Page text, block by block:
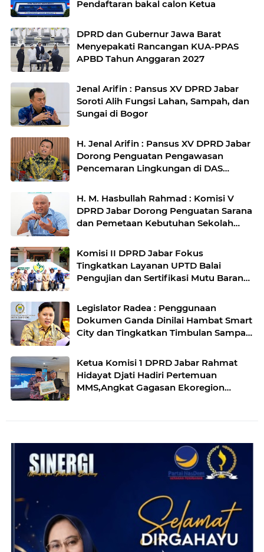
Pendaftaran bakal calon Ketua
DPRD dan Gubernur Jawa Barat
Menyepakati Rancangan KUA-PPAS
APBD Tahun Anggaran 2027
Jenal Arifin : Pansus XV DPRD Jabar
Soroti Alih Fungsi Lahan, Sampah, dan
Sungai di Bogor
H. Jenal Arifin : Pansus XV DPRD Jabar
Dorong Penguatan Pengawasan
Pencemaran Lingkungan di DAS
H. M. Hasbullah Rahmad : Komisi V
DPRD Jabar Dorong Penguatan Sarana
dan Pemetaan Kebutuhan Sekolah
Komisi II DPRD Jabar Fokus
Tingkatkan Layanan UPTD Balai
Pengujian dan Sertifikasi Mutu Barang
Legislator Radea : Penggunaan
Dokumen Ganda Dinilai Hambat Smart
City dan Tingkatkan Timbulan Sampah
Ketua Komisi 1 DPRD Jabar Rahmat
Hidayat Djati Hadiri Pertemuan
MMS,Angkat Gagasan Ekoregion